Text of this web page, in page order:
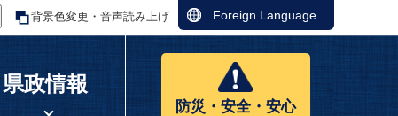
背景色変更・音声読み上げ Foreign Language
県政情報
防災・安全・安心